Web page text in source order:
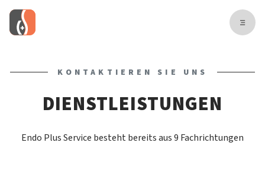
KONTAKTIEREN SIE UNS
DIENSTLEISTUNGEN
Endo Plus Service besteht bereits aus 9 Fachrichtungen